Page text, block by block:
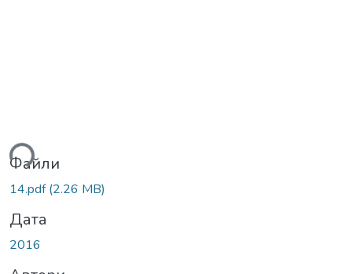
Файли
14.pdf(2.26 MB)
Дата
2016